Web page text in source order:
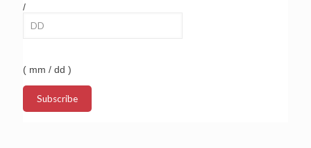
/
( mm / dd )